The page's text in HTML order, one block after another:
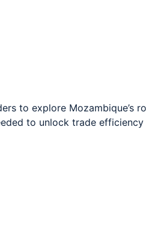
to explore Mozambique’s
to unlock trade